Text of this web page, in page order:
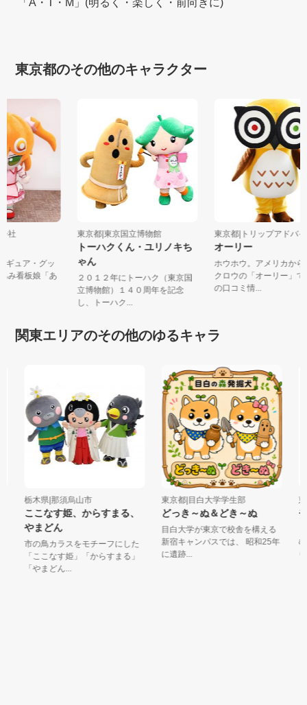
「A・T・M」(明るく・楽しく・前向きに)
東京都のその他のキャラクター
会社
ギュア・グッ
あみ看板娘「あ
東京都|東京国立博物館
トーハクくん・ユリノキち
ゃん
２０１２年にトーハク（東京国
立博物館）１４０周年を記念
し、トーハク...
東京都|トリップアドバ
オーリー
ホウホウ。アメリカか
クロウの「オーリー」
の口コミ情...
関東エリアのその他のゆるキャラ
栃木県|那須烏山市
ここなす姫、からすまる、
やまどん
市の鳥カラスをモチーフにした
「ここなす姫」「からすまる」
「やまどん...
東京都|目白大学学生部
どっき～ぬ＆どき～ぬ
目白大学が東京で校舎を構える
新宿キャンパスでは、 昭和25年
に遺跡...
東
む
り